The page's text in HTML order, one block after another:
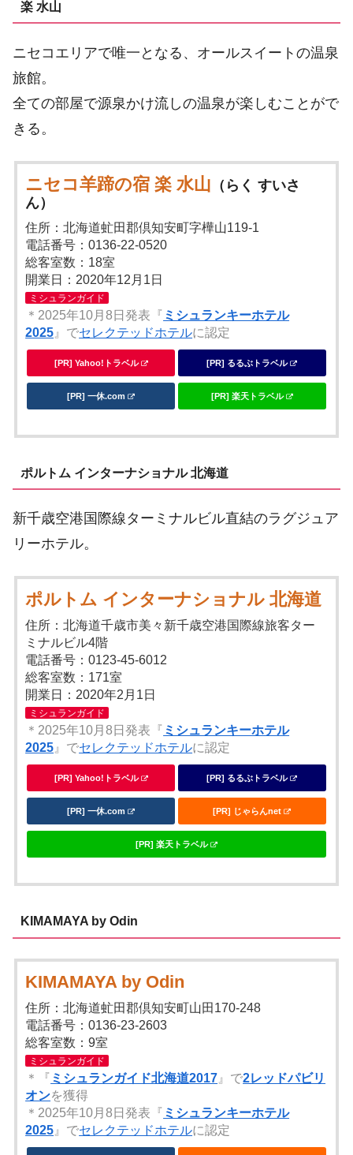
楽 水山
ニセコエリアで唯一となる、オールスイートの温泉
旅館。
全ての部屋で源泉かけ流しの温泉が楽しむことがで
きる。
ニセコ羊蹄の宿 楽 水山 （らく すいさ
ん）
住所：北海道虻田郡倶知安町字樺山119-1
電話番号：0136-22-0520
総客室数：18室
開業日：2020年12月1日
ミシュランガイド
＊2025年10月8日発表『 ミシュランキーホテル
2025 』でセレクテッドホテルに認定
[PR] Yahoo!トラベル [PR] るるぶトラベル
[PR] 一休.com [PR] 楽天トラベル
ポルトム インターナショナル 北海道
新千歳空港国際線ターミナルビル直結のラグジュア
リーホテル。
ポルトム インターナショナル 北海道
住所：北海道千歳市美々新千歳空港国際線旅客ター
ミナルビル4階
電話番号：0123-45-6012
総客室数：171室
開業日：2020年2月1日
ミシュランガイド
＊2025年10月8日発表『 ミシュランキーホテル
2025』でセレクテッドホテルに認定
[PR] Yahoo!トラベル [PR] るるぶトラベル
[PR] 一休.com [PR] じゃらんnet
[PR] 楽天トラベル
KIMAMAYA by Odin
KIMAMAYA by Odin
住所：北海道虻田郡倶知安町山田170-248
電話番号：0136-23-2603
総客室数：9室
ミシュランガイド
＊『 ミシュランガイド北海道2017 』で2レッドパビリ
オンを獲得
＊2025年10月8日発表『 ミシュランキーホテル
2025 』でセレクテッドホテルに認定